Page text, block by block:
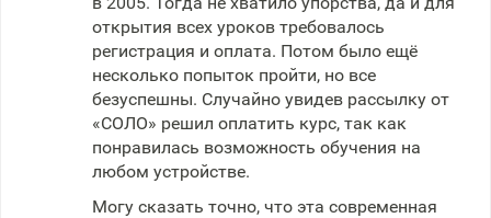
открытия всех уроков требовалось
регистрация и оплата. Потом было ещё
несколько попыток пройти, но все
безуспешны. Случайно увидев рассылку от
«СОЛО» решил оплатить курс, так как
понравилась возможность обучения на
любом устройстве.
Могу сказать точно, что эта современная